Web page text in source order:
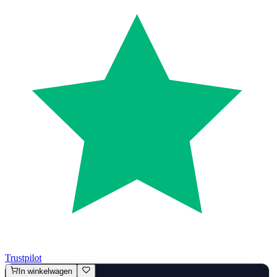
Trustpilot
In winkelwagen